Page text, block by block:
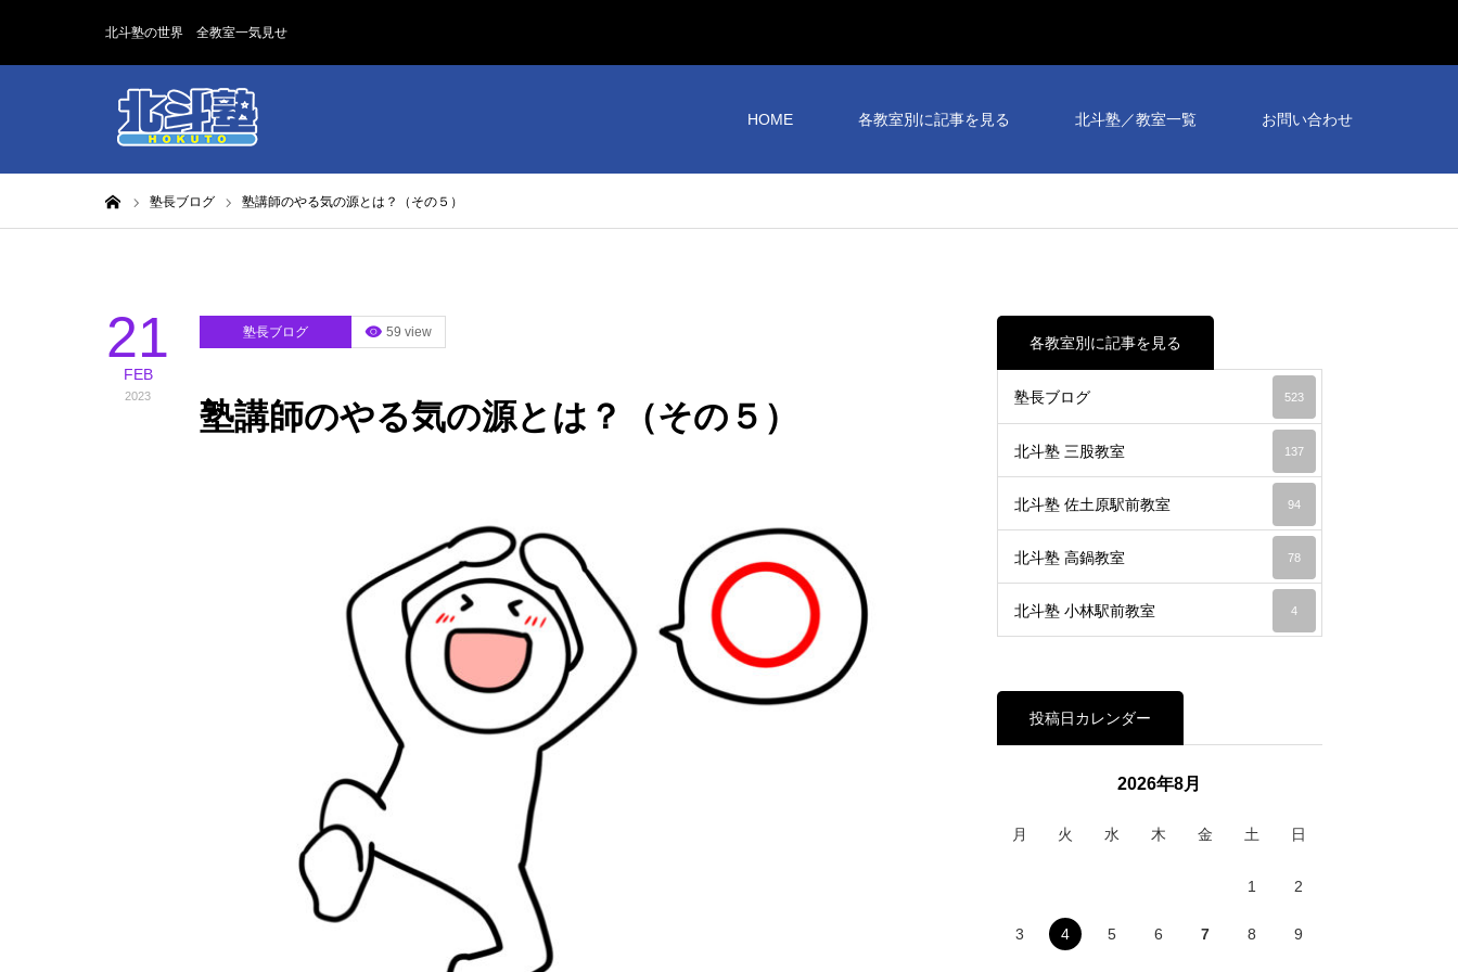
北斗塾の世界 全教室一気見せ
HOME 各教室別に記事を見る 北斗塾／教室一覧 お問い合わせ
塾長ブログ 塾講師のやる気の源とは？（その５）
21
FEB
2023
塾長ブログ 59 view
塾講師のやる気の源とは？（その５）
各教室別に記事を見る
塾長ブログ 523
北斗塾 三股教室 137
北斗塾 佐土原駅前教室 94
北斗塾 高鍋教室 78
北斗塾 小林駅前教室 4
投稿日カレンダー
2026年8月
月 火 水 木 金 土 日
1 2
3 4 5 6 7 8 9